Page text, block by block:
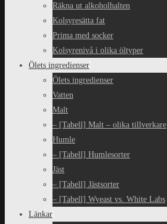
Räkna ut alkoholhalten
Kolsyresätta fat
Prima med socker
Kolsyrenivå i olika öltyper
Ölets ingredienser
Ölets ingredienser
Vatten
Malt
– [Tabell] Malt – olika tillverkare
Humle
– [Tabell] Humlesorter
Jäst
– [Tabell] Jästsorter
– [Tabell] Wyeast vs. White Labs
Länkar